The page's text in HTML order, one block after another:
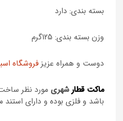
بسته بندی: دارد
وزن بسته بندی: 125گرم
دوست و همراه عزیزفروشگاه
ماکت قطارشهری
باشد و فلزی بوده و دارای